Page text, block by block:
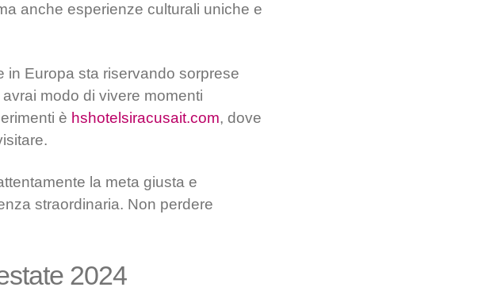
anche esperienze culturali uniche e
in Europa sta riservando sorprese
modo di vivere momenti
è hshotelsiracusait.com, dove
la meta giusta e
straordinaria. Non perdere
2024